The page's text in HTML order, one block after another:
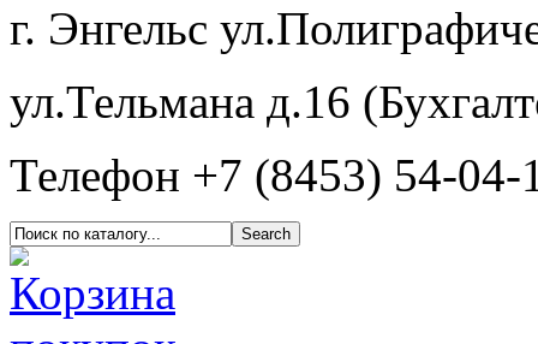
г. Энгельс
ул.Тельмана д.16
Телефон +7 (8453) 54-04-